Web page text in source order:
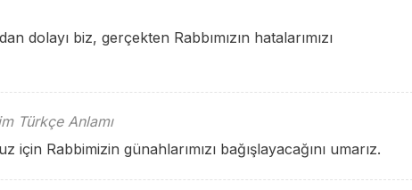
dolayı biz, gerçekten Rabbımızın hatalarımızı
Türkçe Anlamı
için Rabbimizin günahlarımızı bağışlayacağını umarız.